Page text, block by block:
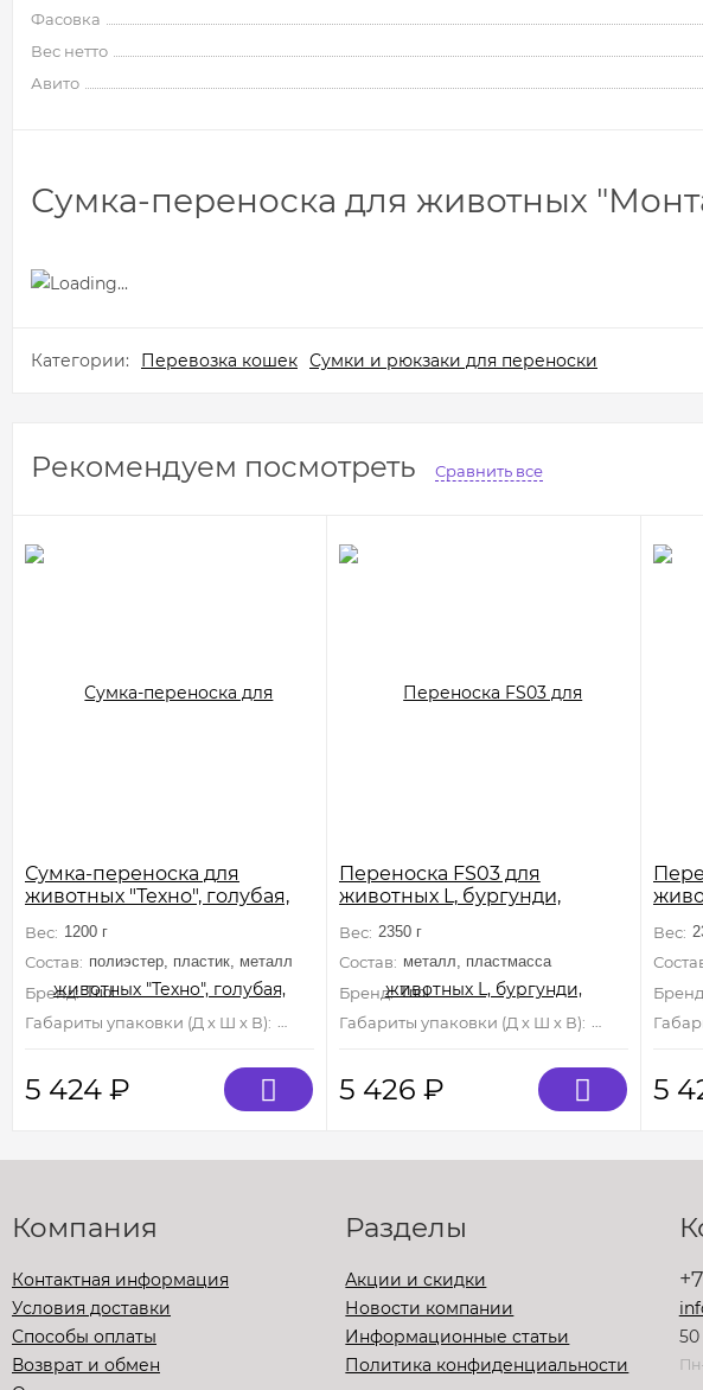
Фасовка
Вес нетто
Авито
Сумка-переноска для животных
Категории: Перевозка кошек Сумки и рюкзаки для переноски
Рекомендуем посмотреть Сравнить все
Сумка-переноска для
животных "Техно", голубая,
TRAVEL
Вес: 1200 г
Состав: полиэстер, пластик, металл
Бренд: Triol
Габариты упаковки (Д х Ш х В): 500 мм×300 мм×260 мм
5 424 ₽
Переноска FS03 для
животных L, бургунди,
Вес: 2350 г
Состав: металл, пластмасса
Бренд: Triol
Габариты упаковки (Д х Ш х В): 1 мм×0 мм×0
5 426 ₽
Вес:
5
Компания
Контактная информация
Условия доставки
Способы оплаты
Возврат и обмен
Разделы
Акции и скидки
Новости компании
Информационные статьи
Политика конфиденциальности
50